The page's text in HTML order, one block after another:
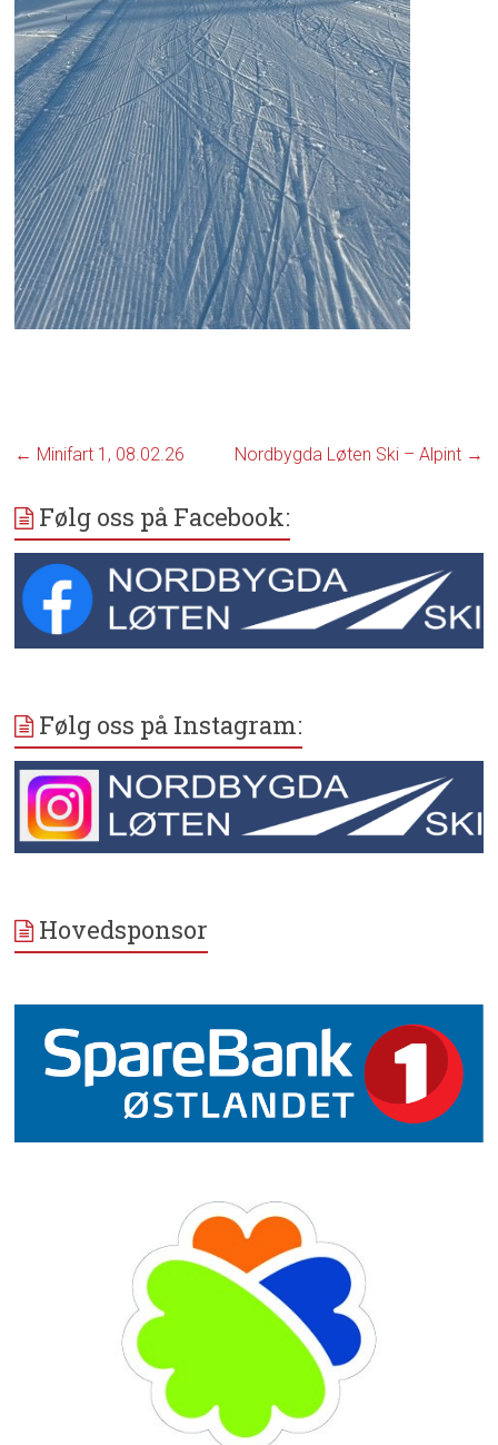
← Minifart 1, 08.02.26 Nordbygda Løten Ski – Alpint →
Følg oss på Facebook:
Følg oss på Instagram:
Hovedsponsor